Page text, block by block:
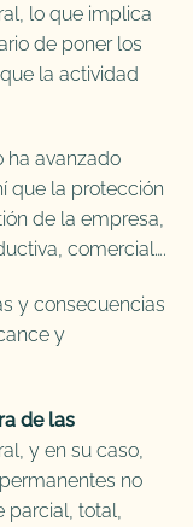
lo que implica
de poner los
la actividad
ha avanzado
que la protección
de la empresa,
comercial….
y consecuencias
y
de las
y en su caso,
no
parcial, total,